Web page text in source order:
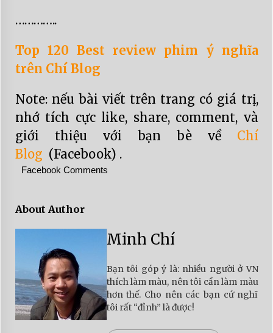
…………..
Top 120 Best review phim ý nghĩa
trên Chí Blog
Note: nếu bài viết trên trang có giá trị,
nhớ tích cực like, share, comment, và
giới thiệu với bạn bè về Chí
Blog (Facebook) .
Facebook Comments
About Author
Minh Chí
Bạn tôi góp ý là: nhiều người ở VN
thích làm màu, nên tôi cần làm màu
hơn thế. Cho nên các bạn cứ nghĩ
tôi rất “đỉnh” là được!